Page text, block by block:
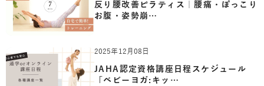
反り腰改善ピラティス｜腰痛・ぽっこり
お腹・姿勢崩…
2025年12月08日
JAHA認定資格講座日程スケジュール
「ベビーヨガ:キッ…